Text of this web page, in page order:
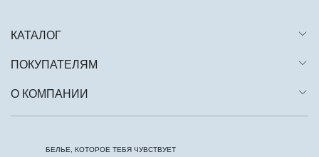
КАТАЛОГ
ПОКУПАТЕЛЯМ
О КОМПАНИИ
БЕЛЬЕ, КОТОРОЕ ТЕБЯ ЧУВСТВУЕТ